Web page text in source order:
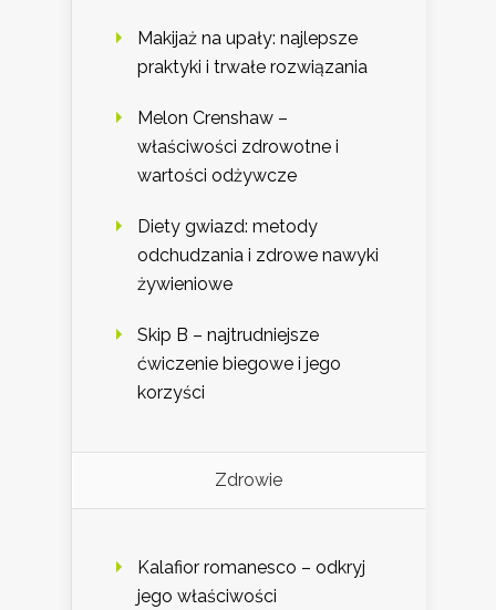
Makijaż na upały: najlepsze
praktyki i trwałe rozwiązania
Melon Crenshaw –
właściwości zdrowotne i
wartości odżywcze
Diety gwiazd: metody
odchudzania i zdrowe nawyki
żywieniowe
Skip B – najtrudniejsze
ćwiczenie biegowe i jego
korzyści
Zdrowie
Kalafior romanesco – odkryj
jego właściwości